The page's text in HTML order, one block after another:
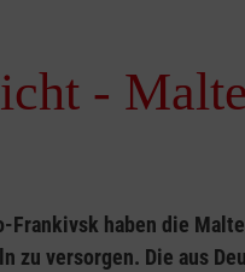
-
Frankivsk haben die
zu versorgen. Die aus